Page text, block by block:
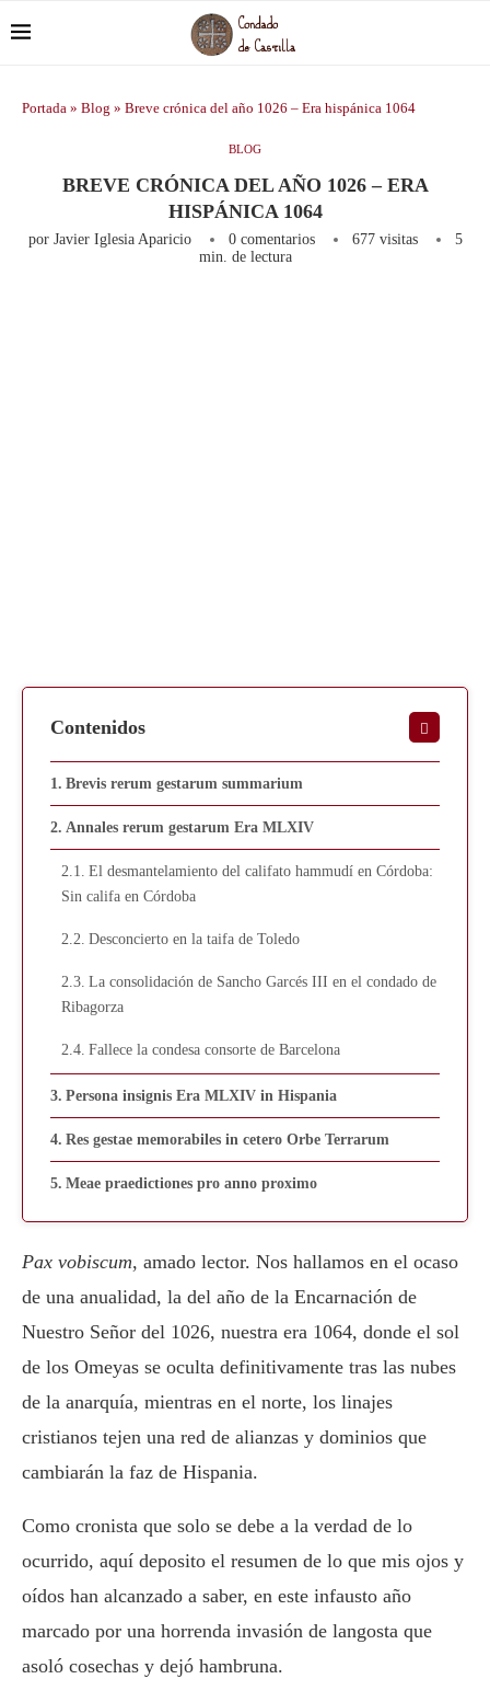
Portada » Blog » Breve crónica del año 1026 – Era hispánica 1064
BLOG
BREVE CRÓNICA DEL AÑO 1026 – ERA
HISPÁNICA 1064
por Javier Iglesia Aparicio 0 comentarios 677visitas
5
min. de lectura
Contenidos
Brevis rerum gestarum summarium
Annales rerum gestarum Era MLXIV
El desmantelamiento del califato hammudí en Córdoba:
Sin califa en Córdoba
Desconcierto en la taifa de Toledo
La consolidación de Sancho Garcés III en el condado de
Ribagorza
Fallece la condesa consorte de Barcelona
Persona insignis Era MLXIV in Hispania
Res gestae memorabiles in cetero Orbe Terrarum
Meae praedictiones pro anno proximo
Pax vobiscum, amado lector. Nos hallamos en el ocaso
de una anualidad, la del año de la Encarnación de
Nuestro Señor del 1026, nuestra era 1064, donde el sol
de los Omeyas se oculta definitivamente tras las nubes
de la anarquía, mientras en el norte, los linajes
cristianos tejen una red de alianzas y dominios que
cambiarán la faz de Hispania.
Como cronista que solo se debe a la verdad de lo
ocurrido, aquí deposito el resumen de lo que mis ojos y
oídos han alcanzado a saber, en este infausto año
marcado por una horrenda invasión de langosta que
asoló cosechas y dejó hambruna.